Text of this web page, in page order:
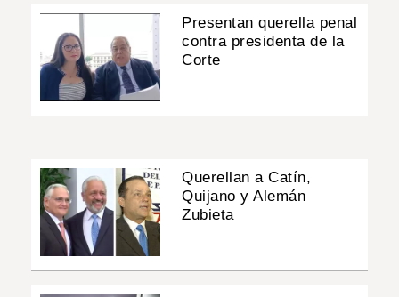
Presentan querella penal
contra presidenta de la
Corte
Querellan a Catín,
Quijano y Alemán
Zubieta